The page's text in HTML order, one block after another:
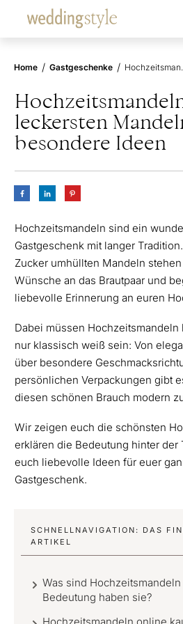
Home / Gastgeschenke /
leckersten
besondere Ideen
Hochzeitsmandeln sind ein
Gastgeschenk mit langer
Zucker umhüllten Mandeln
Wünsche an das Brautpaar und
liebevolle Erinnerung an euren
Dabei müssen
nur klassisch weiß sein: Von
über besondere
persönlichen Verpackungen gibt
diesen schönen Brauch modern
Wir zeigen euch die schönsten
erklären die Bedeutung hinter der
euch liebevolle Ideen für euer
Gastgeschenk.
SCHNELLNAVIGATION: DAS
ARTIKEL
Was sind
Bedeutung haben sie?